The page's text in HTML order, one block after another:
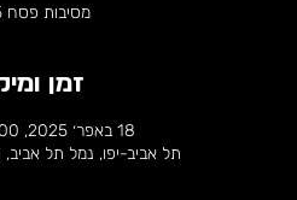
מסיבות פסח 2025
זמן
18 באפר׳ 2025, 11:00 – 15:00
תל אביב-יפו, נמל תל אביב,